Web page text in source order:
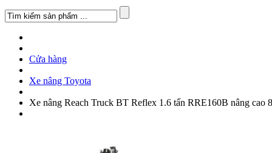
Cửa hàng
Xe nâng Toyota
Xe nâng Reach Truck BT Reflex 1.6 tấn RRE160B nâng cao